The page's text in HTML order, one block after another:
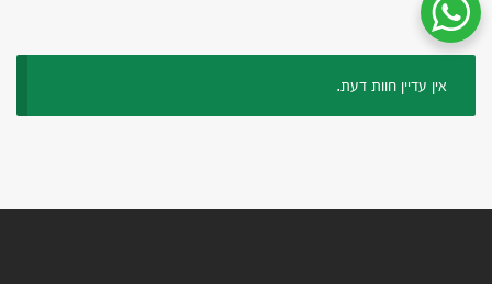
אין עדיין חוות דעת.
שיחת ווטסאפ עם שירות הלקוחות